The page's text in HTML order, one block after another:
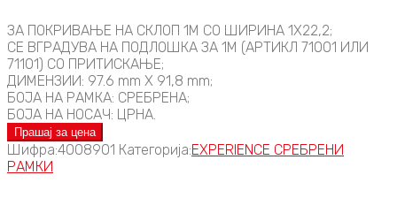
ЗА ПОКРИВАЊЕ НА СКЛОП 1M СО ШИРИНА 1X22,2;
СЕ ВГРАДУВА НА ПОДЛОШКА ЗА 1М (АРТИКЛ 71001 ИЛИ
71101) СО ПРИТИСКАЊЕ;
ДИМЕНЗИИ: 97.6 mm X 91,8 mm;
БОЈА НА РАМКА: СРЕБРЕНА;
БОЈА НА НОСАЧ: ЦРНА.
Прашај за цена
Шифра:4008901 Категорија:EXPERIENCE СРЕБРЕНИ
РАМКИ